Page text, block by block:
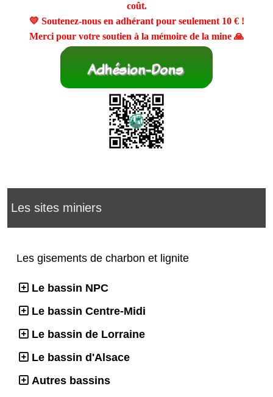
coût.
💛 Soutenez-nous en adhérant pour seulement 10 €!
Merci pour votre soutien à la mémoire de la mine 🙏
Les sites miniers
Les gisements de charbon et lignite
Le bassin NPC
Le bassin Centre-Midi
Le bassin de Lorraine
Le bassin d'Alsace
Autres bassins